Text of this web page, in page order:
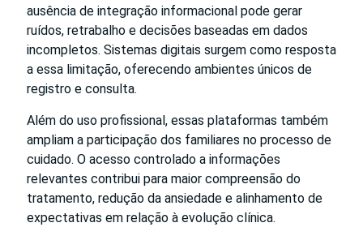
ausência de integração informacional pode gerar
ruídos, retrabalho e decisões baseadas em dados
incompletos. Sistemas digitais surgem como resposta
a essa limitação, oferecendo ambientes únicos de
registro e consulta.
Além do uso profissional, essas plataformas também
ampliam a participação dos familiares no processo de
cuidado. O acesso controlado a informações
relevantes contribui para maior compreensão do
tratamento, redução da ansiedade e alinhamento de
expectativas em relação à evolução clínica.